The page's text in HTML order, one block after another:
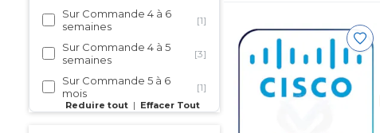
Sur Commande 4 à 6
semaines
[1]
Sur Commande 4 à 5
semaines
[3]
Sur Commande 5 à 6
mois
[1]
Sur Commande 6 à 8
Reduire tout | Effacer Tout